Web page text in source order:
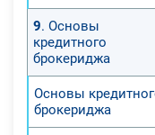
9. Основы
кредитного
брокериджа
Основы
брокериджа